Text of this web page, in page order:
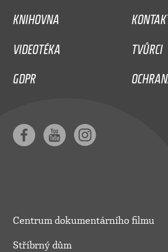
KNIHOVNA
VIDEOTÉKA
TVŮRCI
GDPR
Centrum dokumentárního filmu
Stříbrný dům